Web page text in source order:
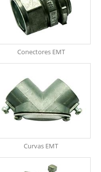
Conectores EMT
Curvas EMT